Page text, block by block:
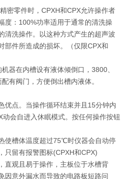
密零件时，CPXH和CPX允许操作者
度：100%功率适用于通常的清洗操
清洗操作。以这种方式产生的超声波
部件所造成的损坏。（仅限CPX和
器在内槽设有液体倾倒口，3800、
有阀门，方便倒出槽内液体。
优点。当操作循环结束并且15分钟内
动会自进入休眠模式。按任何操作按钮
使槽体温度超过75℃时仪器会自动停
只留有报警图标(CPXH和CPX)
直观且易于操作，主板位于水槽背
因意外漏水而导致的电路板短路问